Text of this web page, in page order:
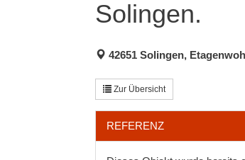
Solingen.
42651 Solingen,
Zur Übersicht
REFERENZ